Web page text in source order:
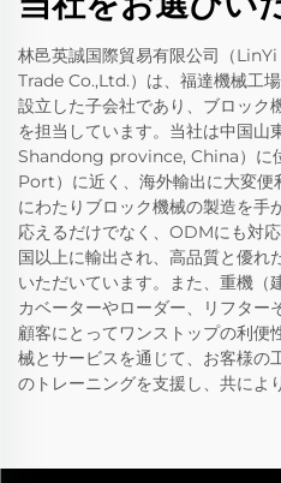
林邑英誠国際貿易有限公司（
Trade Co.,Ltd.）は、福達機械
設立した子会社であり、ブロック
を担当しています。当社は中国
Shandong province, China）に
Port）に近く、海外輸出に大変便
にわたりブロック機械の製造を手
応えるだけでなく、ODMにも対
国以上に輸出され、高品質と優れ
いただいています。また、重機（
カベーターやローダー、リフター
顧客にとってワンストップの利便
械とサービスを通じて、お客様の
のトレーニングを支援し、共によ